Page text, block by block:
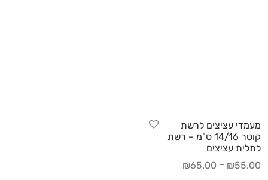
מעמדי עציצים לרשת
קוטר 14/16 ס"מ – רשת
לתלית עציצים
₪55.00
–
₪65.00